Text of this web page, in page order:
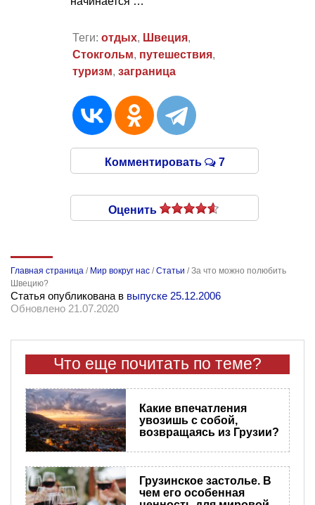
Теги: отдых, Швеция,
Стокгольм, путешествия,
туризм, заграница
Комментировать 7
Оценить
Главная страница / Мир вокруг нас /Статьи /За что можно полюбить
Швецию?
Статья опубликована в выпуске 25.12.2006
Обновлено 21.07.2020
Что еще почитать по теме?
Какие впечатления
увозишь с собой,
возвращаясь из Грузии?
Грузинское застолье. В
чем его особенная